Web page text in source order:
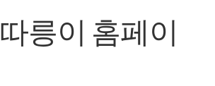
따릉이 홈페이